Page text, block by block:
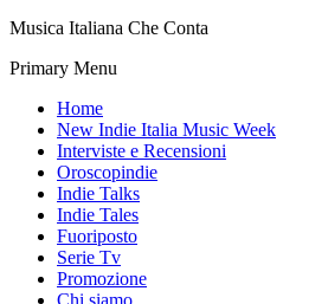
Musica Italiana Che Conta
Primary Menu
Home
New Indie Italia Music Week
Interviste e Recensioni
Oroscopindie
Indie Talks
Indie Tales
Fuoriposto
Serie Tv
Promozione
Chi siamo